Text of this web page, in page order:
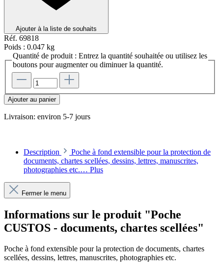
Ajouter à la liste de souhaits
Réf. 69818
Poids : 0.047 kg
Quantité de produit : Entrez la quantité souhaitée ou utilisez les
boutons pour augmenter ou diminuer la quantité.
Ajouter au panier
Livraison: environ 5-7 jours
Description
Poche à fond extensible pour la protection de
documents, chartes scellées, dessins, lettres, manuscrites,
photographies etc.… Plus
Fermer le menu
Informations sur le produit "Poche
CUSTOS - documents, chartes scellées"
Poche à fond extensible pour la protection de documents, chartes
scellées, dessins, lettres, manuscrites, photographies etc.